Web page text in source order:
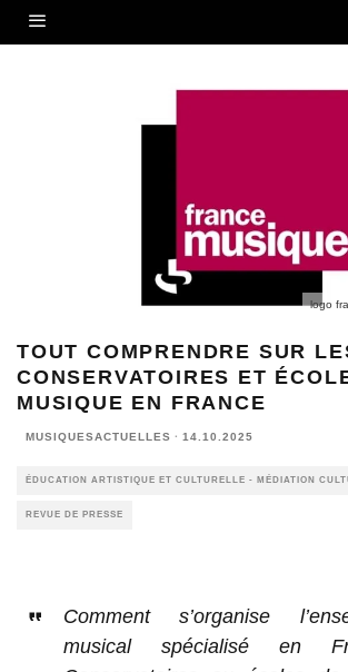
logo
TOUT COMPRENDRE SUR
CONSERVATOIRES ET
MUSIQUE EN FRANCE
MUSIQUESACTUELLES · 14.10.2025
ÉDUCATION ARTISTIQUE ET CULTURELLE - MÉDIATION
REVUE DE PRESSE
Comment s’organise
musical spécialisé en